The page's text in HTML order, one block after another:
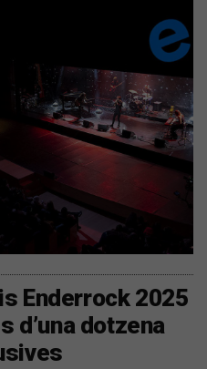
Enderrock 2025
d’una dotzena